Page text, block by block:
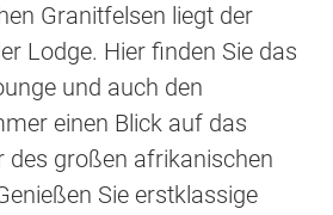
Granitfelsen liegt der
Lodge. Hier finden Sie das
und auch den
einen Blick auf das
des großen afrikanischen
Sie erstklassige